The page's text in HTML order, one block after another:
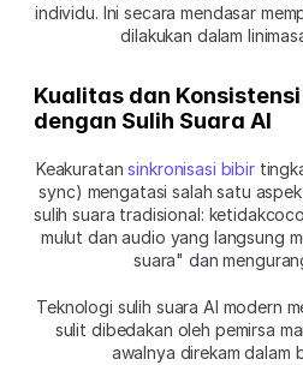
individu. Ini secara mendasar
dilakukan dalam
Kualitas dan
dengan Sulih Suara AI
Keakuratan sinkronisasi bibir
sync) mengatasi salah satu
sulih suara tradisional:
mulut dan audio yang langsung
suara" dan
Teknologi sulih suara AI modern
sulit dibedakan oleh pemirsa
awalnya direkam dalam